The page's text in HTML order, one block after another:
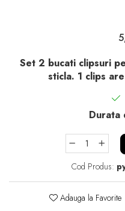
Set 2 bucati clipsuri
sticla. 1 clips
Durata
Cod Produs:
Adauga la Favorite